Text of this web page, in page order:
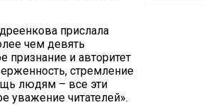
прислала
чем девять
признание и авторитет
стремление
людям – все эти
уважение читателей».